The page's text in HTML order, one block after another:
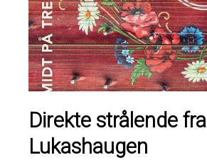
Direkte strålende fra
Lukashaugen